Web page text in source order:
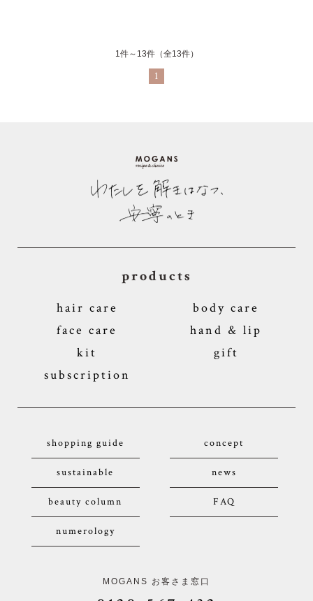
1件～13件（全13件）
1
products
hair care
body care
face care
hand & lip
kit
gift
subscription
shopping guide concept
sustainable news
beauty column FAQ
numerology
MOGANS お客さま窓口